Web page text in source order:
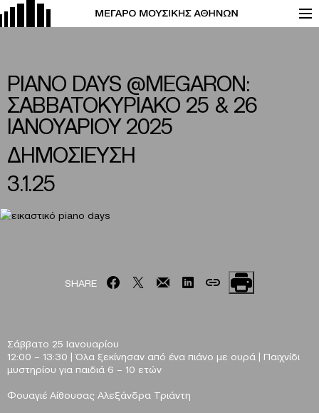
PIANO DAYS @MEGARON:
ΣΑΒΒΑΤΟΚΥΡΙΑΚΟ 25 & 26
ΙΑΝΟΥΑΡΙΟΥ 2025
ΔΗΜΟΣΙΕΥΣΗ
3.1.25
SHARE
Σάββατο 25 Ιανουαρίου
12:00 – 13:30 | Όλα ξεκίνησαν από ένα πιάνο με ουρά | Παιχνίδι
μυστηρίου για παιδιά 6 – 10 ετών
Φουαγιέ Αίθουσας Αλεξάνδρα Τριάντη